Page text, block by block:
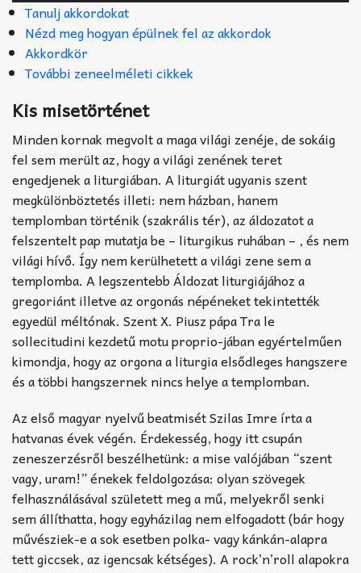
Tanulj akkordokat
Nézd meg hogyan épülnek fel az akkordok
Akkordkör
További zeneelméleti cikkek
Kis misetörténet
Minden kornak megvolt a maga világi zenéje, de sokáig
fel sem merült az, hogy a világi zenének teret
engedjenek a liturgiában. A liturgiát ugyanis szent
megkülönböztetés illeti: nem házban, hanem
templomban történik (szakrális tér), az áldozatot a
felszentelt pap mutatja be – liturgikus ruhában – , és nem
világi hívő. Így nem kerülhetett a világi zene sem a
templomba. A legszentebb Áldozat liturgiájához a
gregoriánt illetve az orgonás népéneket tekintették
egyedül méltónak. Szent X. Piusz pápa Tra le
sollecitudini kezdetű motu proprio-jában egyértelműen
kimondja, hogy az orgona a liturgia elsődleges hangszere
és a többi hangszernek nincs helye a templomban.
Az első magyar nyelvű beatmisét Szilas Imre írta a
hatvanas évek végén. Érdekesség, hogy itt csupán
zeneszerzésről beszélhetünk: a mise valójában “szent
vagy, uram!” énekek feldolgozása: olyan szövegek
felhasználásával született meg a mű, melyekről senki
sem állíthatta, hogy egyházilag nem elfogadott (bár hogy
művésziek-e a sok esetben polka- vagy kánkán-alapra
tett giccsek, az igencsak kétséges). A rock’n’roll alapokra